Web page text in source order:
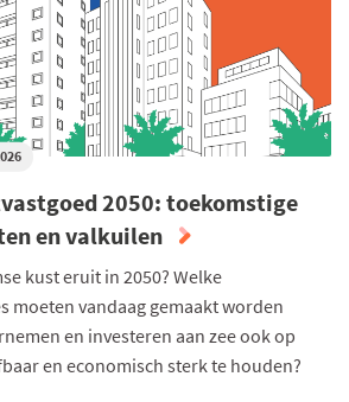
2050: toekomstige
en valkuilen
kust eruit in 2050? Welke
moeten vandaag gemaakt worden
en investeren aan zee ook op
en economisch sterk te houden?